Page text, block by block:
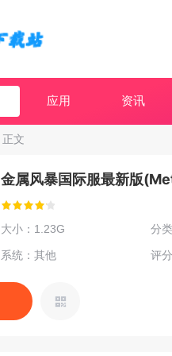
应用 资讯
正文
金属风暴国际服最新版
大小：1.23G 分
系统：其他 评